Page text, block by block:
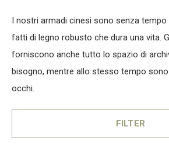
I nostri armadi cinesi sono senza tempo
fatti di legno robusto che dura una vita.
forniscono anche tutto lo spazio di
bisogno, mentre allo stesso tempo
occhi.
FILTER